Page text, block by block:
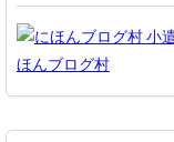
ほんブログ村